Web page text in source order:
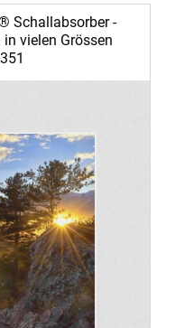
Schallabsorber -
vielen Grössen